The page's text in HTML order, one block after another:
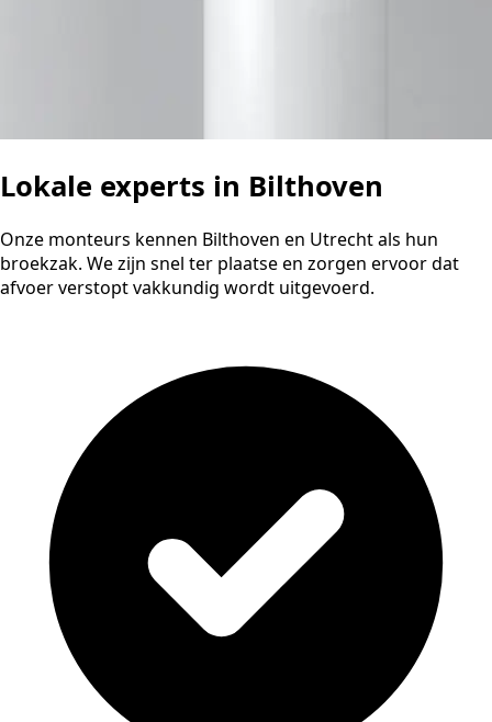
Lokale experts in Bilthoven
Onze monteurs kennen Bilthoven en Utrecht als hun
broekzak. We zijn snel ter plaatse en zorgen ervoor dat
afvoer verstopt vakkundig wordt uitgevoerd.